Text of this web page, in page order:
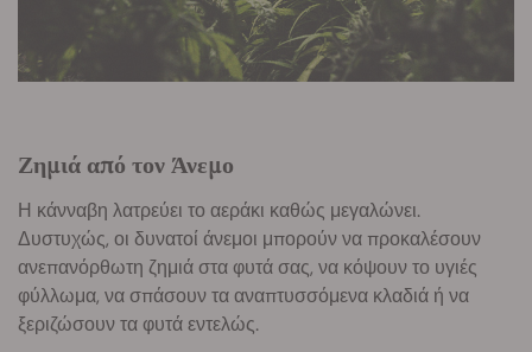
Ζημιά από τον Άνεμο
Η κάνναβη λατρεύει το αεράκι καθώς μεγαλώνει.
Δυστυχώς, οι δυνατοί άνεμοι μπορούν να προκαλέσουν
ανεπανόρθωτη ζημιά στα φυτά σας, να κόψουν το υγιές
φύλλωμα, να σπάσουν τα αναπτυσσόμενα κλαδιά ή να
ξεριζώσουν τα φυτά εντελώς.